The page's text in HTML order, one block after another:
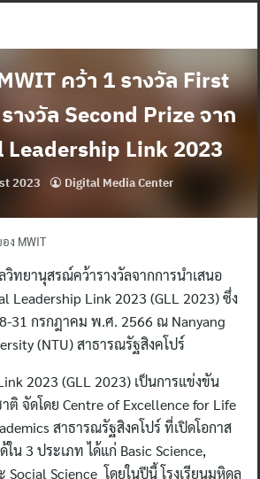
คว้า 1 รางวัล First
างวัล Second Prize จาก
Leadership Link 2023
2023 Digital Media Center
ง MWIT
วิทยานุสรณ์คว้ารางวัลจากการนำเสนอ
Leadership Link 2023 (GLL 2023) ซึ่ง
31 กรกฎาคม พ.ศ. 2566 ณ Nanyang
(NTU) สาธารณรัฐสิงคโปร์
2023 (GLL 2023) เป็นการแข่งขัน
ติ จัดโดย Centre of Excellence for Life
สาธารณรัฐสิงคโปร์ ที่เปิดโอกาส
ใน 3 ประเภท ได้แก่ Basic Science,
Social Science โดยในปีนี้ โรงเรียนมหิดล